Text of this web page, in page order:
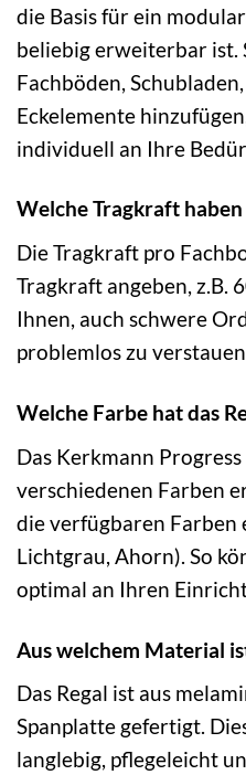
die Basis für ein
beliebig erweiterbar ist.
Fachböden,
Eckelemente
individuell an Ihre
Welche Tragkraft
Die Tragkraft pro
Tragkraft angeben, z.B.
Ihnen, auch schwere
problemlos zu
Welche Farbe hat das
Das Kerkmann
verschiedenen Farben
die verfügbaren Farben
Lichtgrau, Ahorn). So
optimal an Ihren
Aus welchem Material
Das Regal ist aus
Spanplatte gefertigt.
langlebig, pflegeleicht